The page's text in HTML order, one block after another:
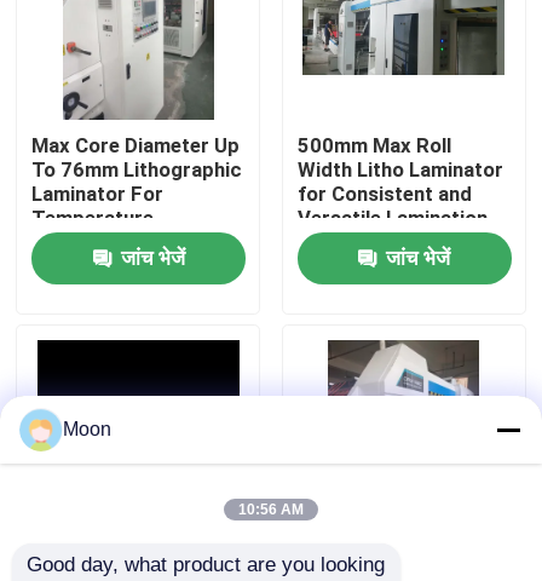
वीआर शो
हमारे बारे में
कारखाना भ्रमण
गुणवत्ता नियंत्रण
संपर्क करें
हाई स्पीड बांसुरी लैमिनेटर मशीन
लिथो लेमिनेटर
Max Core Diameter Up
To 76mm Lithographic
Laminator For
Temperature
Lamination
जांच भेजें
500mm Max Roll
Width Litho Laminator
for Consistent and
Versatile Lamination
Applications
जांच भेजें
600*800 Litho Max Film Thickness
Moon
10:56 AM
Good day, what product are you looking